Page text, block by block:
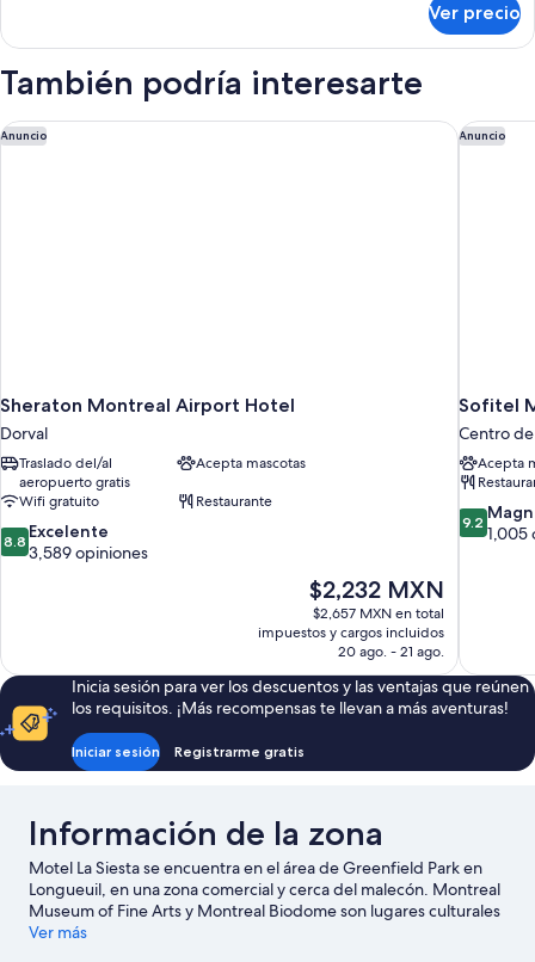
fumadores
estándar,
Ver precio
También podría interesarte
Anuncio
Sheraton Montreal Airport Hotel
Dorval
Traslado del/al
aeropuerto gratis
Acepta mascotas
Wifi gratuito
Restaurante
8.8
de
8.8 Excelente
3,589 opiniones
El
precio
actual
de
$2,232 MXN
$2,232 MXN
$2,657 MXN en total
impuestos y cargos incluidos
20 ago. - 21 ago.
Sheraton Montreal Airport Hotel Anuncio
Sofitel
Centro
Acepta
9.2
de
9.2
1,005
Sofitel
Inicia sesión para ver los descuentos y las ventajas que reúnen
los requisitos. ¡Más recompensas te llevan a más aventuras!
Iniciar sesión Registrarme gratis
Información de la zona
Motel La Siesta se encuentra en el área de Greenfield Park en
Longueuil, en una zona comercial y cerca del malecón. Montreal
Museum of Fine Arts y Montreal Biodome son lugares culturales
emblemáticos, y algunos de los puntos de interés más
Ver más